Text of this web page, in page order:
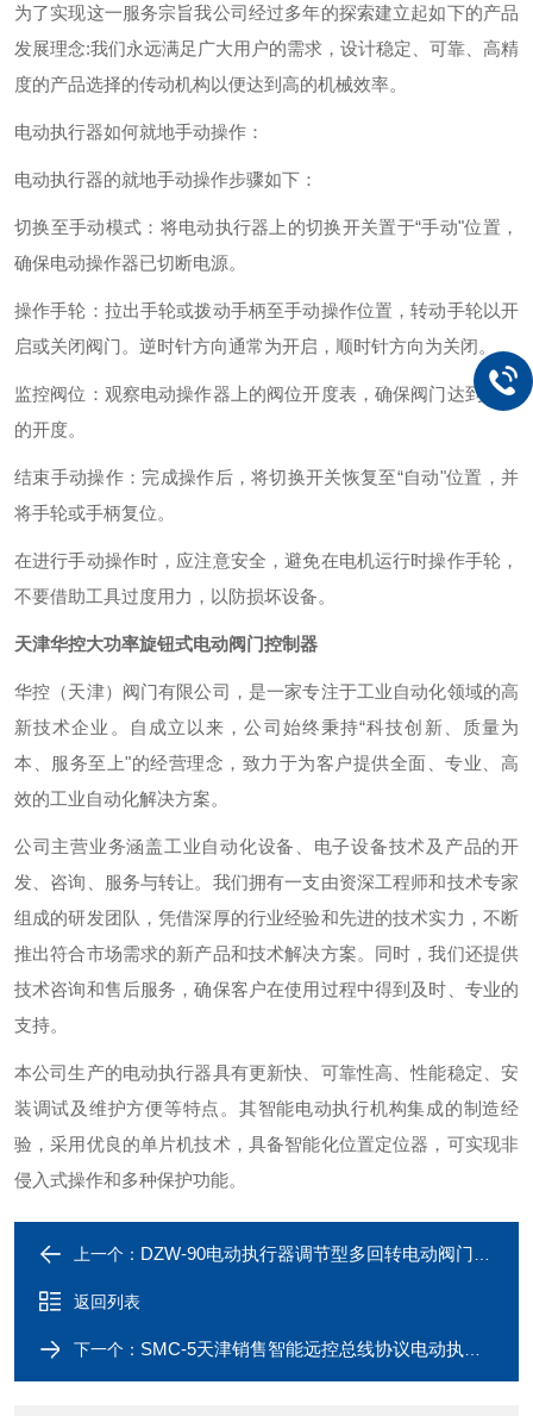
为了实现这一服务宗旨我公司经过多年的探索建立起如下的产品
发展理念:我们永远满足广大用户的需求，设计稳定、可靠、高精
度的产品选择的传动机构以便达到高的机械效率。
电动执行器如何就地手动操作：
电动执行器的就地手动操作步骤如下：
切换至手动模式：将电动执行器上的切换开关置于“手动"位置，
确保电动操作器已切断电源。
操作手轮：拉出手轮或拨动手柄至手动操作位置，转动手轮以开
启或关闭阀门。逆时针方向通常为开启，顺时针方向为关闭。
监控阀位：观察电动操作器上的阀位开度表，确保阀门达到所需
的开度。
结束手动操作：完成操作后，将切换开关恢复至“自动"位置，并
将手轮或手柄复位。
在进行手动操作时，应注意安全，避免在电机运行时操作手轮，
不要借助工具过度用力，以防损坏设备。
天津华控大功率旋钮式电动阀门控制器
华控（天津）阀门有限公司，是一家专注于工业自动化领域的高
新技术企业。自成立以来，公司始终秉持“科技创新、质量为
本、服务至上"的经营理念，致力于为客户提供全面、专业、高
效的工业自动化解决方案。
公司主营业务涵盖工业自动化设备、电子设备技术及产品的开
发、咨询、服务与转让。我们拥有一支由资深工程师和技术专家
组成的研发团队，凭借深厚的行业经验和先进的技术实力，不断
推出符合市场需求的新产品和技术解决方案。同时，我们还提供
技术咨询和售后服务，确保客户在使用过程中得到及时、专业的
支持。
本公司生产的电动执行器具有更新快、可靠性高、性能稳定、安
装调试及维护方便等特点。其智能电动执行机构集成的制造经
验，采用优良的单片机技术，具备智能化位置定位器，可实现非
侵入式操作和多种保护功能。
上一个： DZW-90电动执行器调节型多回转电动阀门装置
返回列表
下一个： SMC-5天津销售智能远控总线协议电动执行器